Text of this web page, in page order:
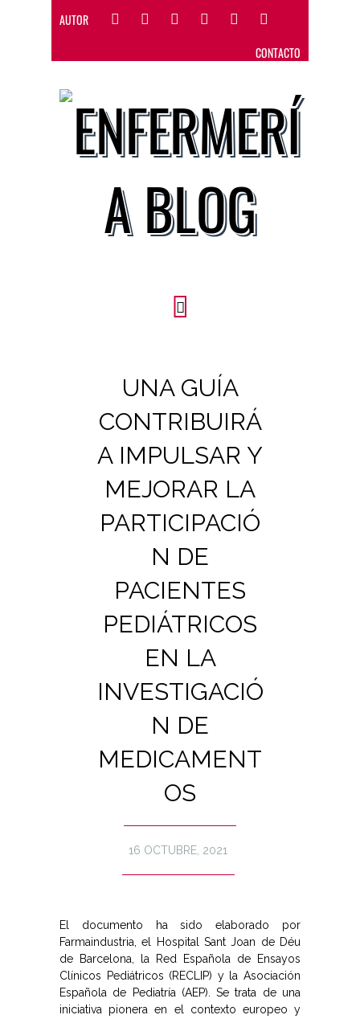
AUTOR
CONTACTO
UNA GUÍA
CONTRIBUIRÁ
A IMPULSAR Y
MEJORAR LA
PARTICIPACIÓ
N DE
PACIENTES
PEDIÁTRICOS
EN LA
INVESTIGACIÓ
N DE
MEDICAMENT
OS
16 OCTUBRE, 2021
El documento ha sido elaborado por
Farmaindustria, el Hospital Sant Joan de Déu
de Barcelona, la Red Española de Ensayos
Clínicos Pediátricos (RECLIP) y la Asociación
Española de Pediatría (AEP). Se trata de una
iniciativa pionera en el contexto europeo y